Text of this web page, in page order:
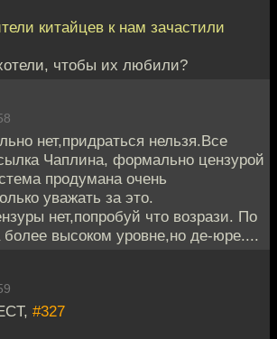
китайцев к нам зачастили
чтобы их любили?
нет,придраться нельзя.Все
Чаплина, формально цензурой
продумана очень
уважать за это.
нет,попробуй что возрази. По
более высоком уровне,но де-юре....
#327